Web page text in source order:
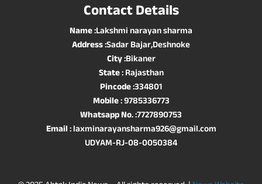
Contact Details
Name:Lakshmi narayan sharma
Address:Sadar Bajar,Deshnoke
City:Bikaner
State: Rajasthan
Pincode:334801
Mobile: 9785336773
Whatsapp No. :7727890753
Email: laxminarayansharma926@gmail.com
UDYAM-RJ-08-0050384